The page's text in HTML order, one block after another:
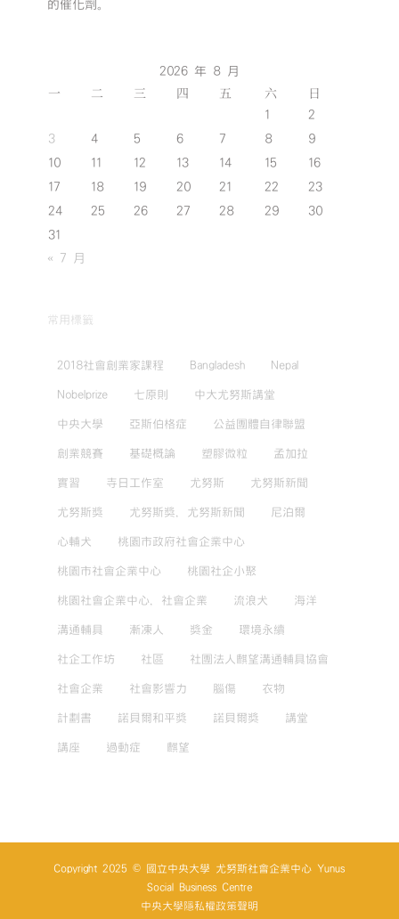
的催化劑。
2026 年 8 月
一 二 三 四 五 六 日
1
2
3
4 5 6 7 8
9
10
11 12 13 14 15
16
17
18 19 20 21 22
23
24
25 26 27 28 29
30
31
« 7 月
常用標籤
2018社會創業家課程 Bangladesh Nepal
Nobelprize 七原則 中大尤努斯講堂
中央大學 亞斯伯格症 公益團體自律聯盟
創業競賽 基礎概論 塑膠微粒 孟加拉
實習 寺日工作室 尤努斯 尤努斯新聞
尤努斯獎 尤努斯獎，尤努斯新聞 尼泊爾
心輔犬 桃園市政府社會企業中心
桃園市社會企業中心 桃園社企小聚
桃園社會企業中心，社會企業 流浪犬 海洋
溝通輔具 漸凍人 獎金 環境永續
社企工作坊 社區 社團法人麒望溝通輔具協會
社會企業 社會影響力 腦傷 衣物
計劃書 諾貝爾和平獎 諾貝爾獎 講堂
講座 過動症 麒望
Copyright 2025 © 國立中央大學 尤努斯社會企業中心 Yunus
Social Business Centre
中央大學隱私權政策聲明